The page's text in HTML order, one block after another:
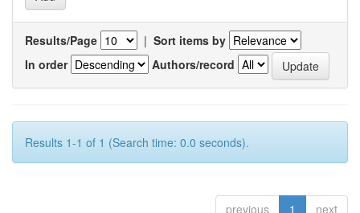
Results/Page | Sort items by
In order
Authors/record
Results 1-1 of 1 (Search time: 0.0 seconds).
previous 1 next